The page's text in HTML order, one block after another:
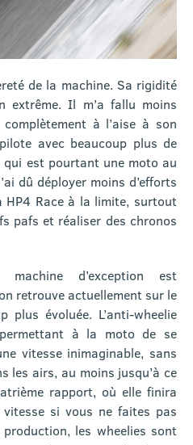
de la machine. Sa rigidité
extrême. Il m’a fallu moins
à l’aise à son
avec beaucoup plus de
qui est pourtant une moto au
dû déployer moins d’efforts
HP4 Race à la limite, surtout
pafs et réaliser des chronos
machine d’exception est
retrouve actuellement sur le
plus évoluée. L’anti-wheelie
à la moto de se
vitesse inimaginable, sans
les airs, au moins jusqu’à ce
rapport, où elle finira
si vous ne faites pas
les wheelies sont